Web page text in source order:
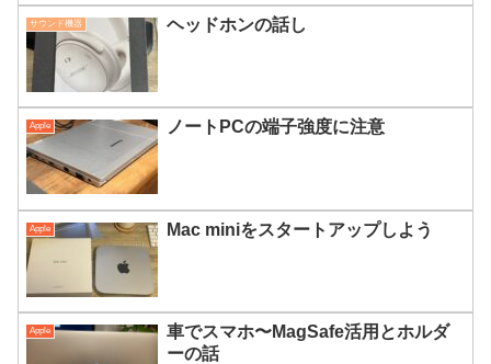
サウンド機器 ヘッドホンの話し
Apple ノートPCの端子強度に注意
Apple Mac miniをスタートアップしよう
Apple
車でスマホ〜MagSafe活用とホルダ
ーの話